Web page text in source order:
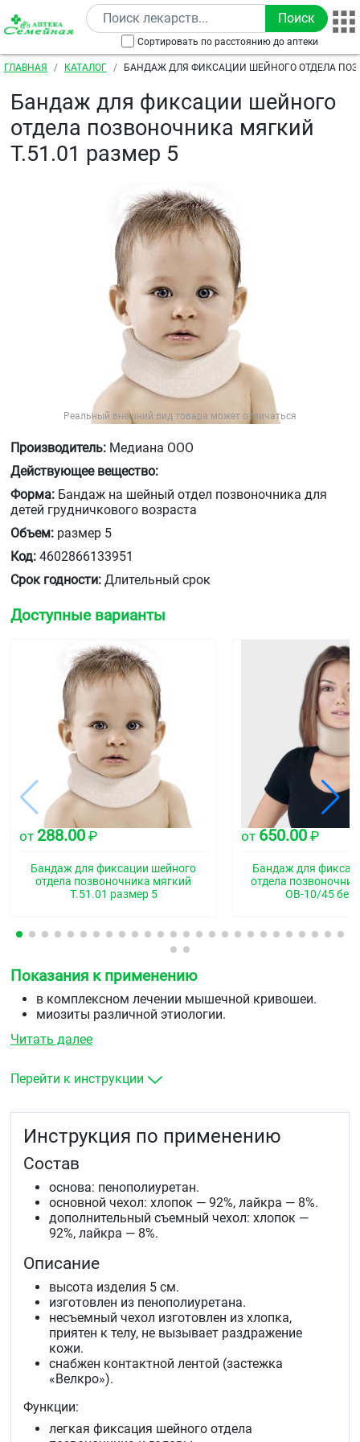
Перейти к основному содержанию
Сортировать по расстоянию до аптеки
Строка навигации
ГЛАВНАЯ КАТАЛОГ
БАНДАЖ ДЛЯ ФИКСАЦИИ ШЕЙНОГО ОТДЕЛА
Бандаж для фиксации шейного
отдела позвоночника мягкий
Т.51.01 размер 5
Реальный внешний вид товара может отличаться
Производитель: Медиана ООО
Действующее вещество:
Форма: Бандаж на шейный отдел позвоночника для
детей грудничкового возраста
Объем: размер 5
Код: 4602866133951
Срок годности: Длительный срок
Доступные варианты
от 288.00 ₽
Бандаж для фиксации шейного
отдела позвоночника мягкий
Т.51.01 размер 5
от 650.00 ₽
Бандаж для
отдела
ОВ-10/45
Показания к применению
в комплексном лечении мышечной кривошеи.
миозиты различной этиологии.
отделе позвоночника.
остеохондропатии и дисплазии шейного
Читать далее
Перейти к инструкции
Инструкция по применению
Состав
основа: пенополиуретан.
основной чехол: хлопок — 92%, лайкра — 8%.
дополнительный съемный чехол: хлопок —
92%, лайкра — 8%.
Описание
высота изделия 5 см.
изготовлен из пенополиуретана.
несъемный чехол изготовлен из хлопка,
приятен к телу, не вызывает раздражение
кожи.
снабжен контактной лентой (застежка
«Велкро»).
Функции:
легкая фиксация шейного отдела